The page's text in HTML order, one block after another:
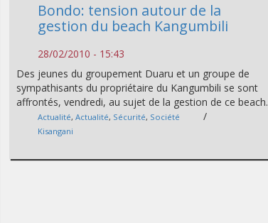
Bondo: tension autour de la
gestion du beach Kangumbili
28/02/2010 - 15:43
Des jeunes du groupement Duaru et un groupe de
sympathisants du propriétaire du Kangumbili se sont
affrontés, vendredi, au sujet de la gestion de ce beach.
Actualité,Actualité, Sécurité, Société /
Kisangani